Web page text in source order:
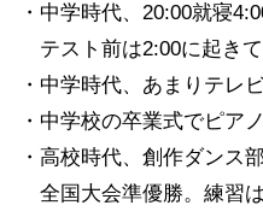
・中学時代、20:00就寝
テスト前は2:00に起きて
・中学時代、あまりテレ
・中学校の卒業式でピア
・高校時代、創作ダンス部
全国大会準優勝。練習